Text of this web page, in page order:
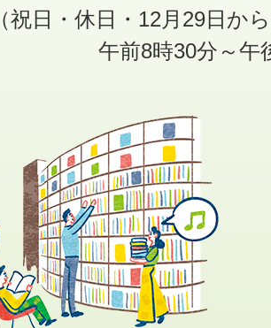
（祝日・休日・12月29日か
午前8時30分～午